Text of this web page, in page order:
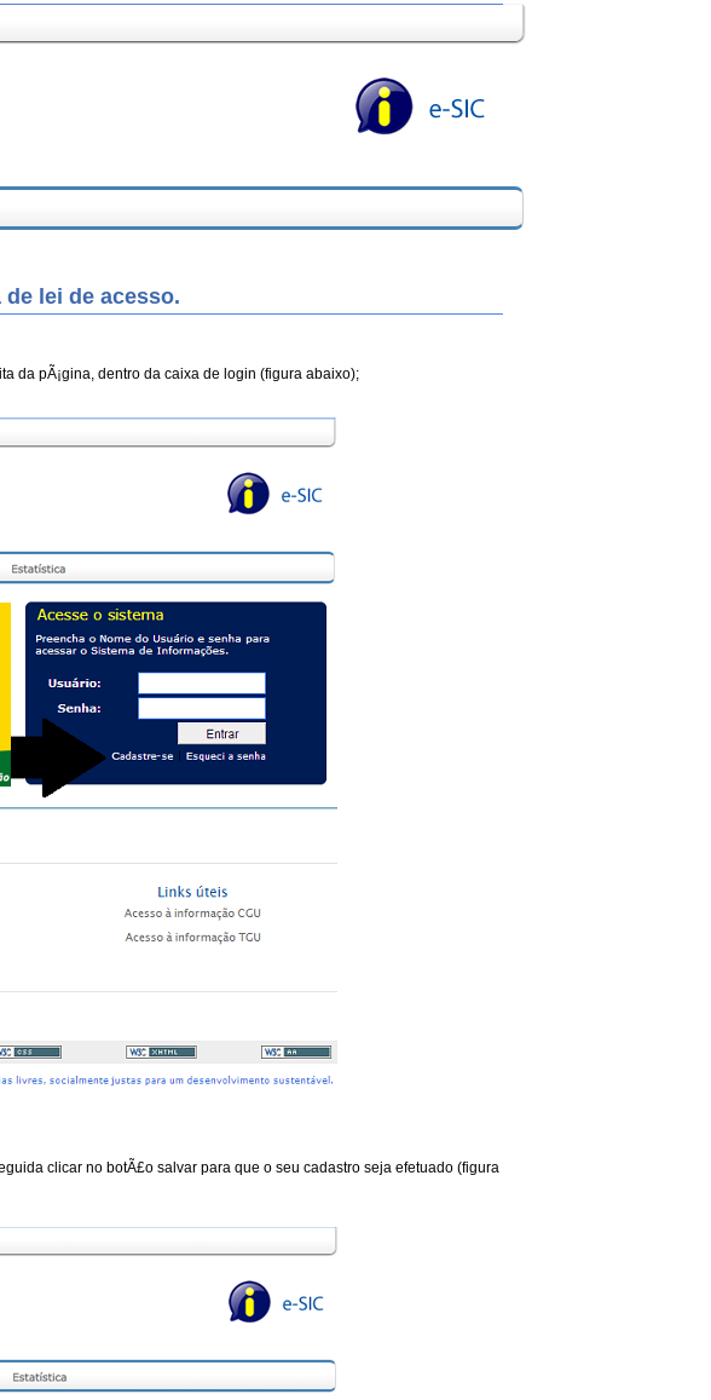
lei de acesso.
da pÃ¡gina, dentro da caixa de login (figura abaixo);
clicar no botÃ£o salvar para que o seu cadastro seja efetuado (figura